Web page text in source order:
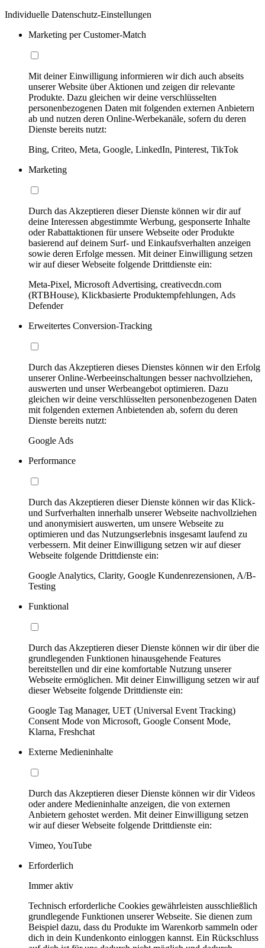
Individuelle Datenschutz-Einstellungen
Marketing per Customer-Match
Mit deiner Einwilligung informieren wir dich auch abseits
unserer Website über Aktionen und zeigen dir relevante
Produkte. Dazu gleichen wir deine verschlüsselten
personenbezogenen Daten mit folgenden externen Anbietern
ab und nutzen deren Online-Werbekanäle, sofern du deren
Dienste bereits nutzt:
Bing, Criteo, Meta, Google, LinkedIn, Pinterest, TikTok
Marketing
Durch das Akzeptieren dieser Dienste können wir dir auf
deine Interessen abgestimmte Werbung, gesponserte Inhalte
oder Rabattaktionen für unsere Webseite oder Produkte
basierend auf deinem Surf- und Einkaufsverhalten anzeigen
sowie deren Erfolge messen. Mit deiner Einwilligung setzen
wir auf dieser Webseite folgende Drittdienste ein:
Meta-Pixel, Microsoft Advertising, creativecdn.com
(RTBHouse), Klickbasierte Produktempfehlungen, Ads
Defender
Erweitertes Conversion-Tracking
Durch das Akzeptieren dieses Dienstes können wir den Erfolg
unserer Online-Werbeeinschaltungen besser nachvollziehen,
auswerten und unser Werbeangebot optimieren. Dazu
gleichen wir deine verschlüsselten personenbezogenen Daten
mit folgenden externen Anbietenden ab, sofern du deren
Dienste bereits nutzt:
Google Ads
Performance
Durch das Akzeptieren dieser Dienste können wir das Klick-
und Surfverhalten innerhalb unserer Webseite nachvollziehen
und anonymisiert auswerten, um unsere Webseite zu
optimieren und das Nutzungserlebnis insgesamt laufend zu
verbessern. Mit deiner Einwilligung setzen wir auf dieser
Webseite folgende Drittdienste ein:
Google Analytics, Clarity, Google Kundenrezensionen, A/B-
Testing
Funktional
Durch das Akzeptieren dieser Dienste können wir dir über die
grundlegenden Funktionen hinausgehende Features
bereitstellen und dir eine komfortable Nutzung unserer
Webseite ermöglichen. Mit deiner Einwilligung setzen wir auf
dieser Webseite folgende Drittdienste ein:
Google Tag Manager, UET (Universal Event Tracking)
Consent Mode von Microsoft, Google Consent Mode,
Klarna, Freshchat
Externe Medieninhalte
Durch das Akzeptieren dieser Dienste können wir dir Videos
oder andere Medieninhalte anzeigen, die von externen
Anbietern gehostet werden. Mit deiner Einwilligung setzen
wir auf dieser Webseite folgende Drittdienste ein:
Vimeo, YouTube
Erforderlich
Immer aktiv
Technisch erforderliche Cookies gewährleisten ausschließlich
grundlegende Funktionen unserer Webseite. Sie dienen zum
Beispiel dazu, dass du Produkte im Warenkorb sammeln oder
dich in dein Kundenkonto einloggen kannst. Ein Rückschluss